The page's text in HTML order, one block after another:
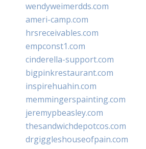
wendyweimerdds.com
ameri-camp.com
hrsreceivables.com
empconst1.com
cinderella-support.com
bigpinkrestaurant.com
inspirehuahin.com
memmingerspainting.com
jeremypbeasley.com
thesandwichdepotcos.com
drgiggleshouseofpain.com